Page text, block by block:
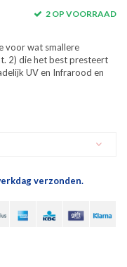
2 OP VOORRAAD
voor wat smallere
2) die het best presteert
UV en Infrarood en
verzonden.